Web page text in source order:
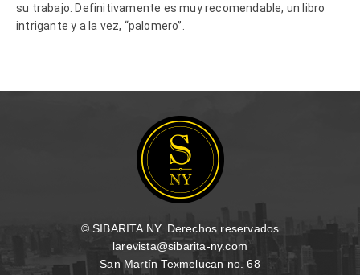
su trabajo. Definitivamente es muy recomendable, un libro
intrigante y a la vez, “palomero”.
© SIBARITA NY. Derechos reservados
larevista@sibarita-ny.com
San Martín Texmelucan no. 68